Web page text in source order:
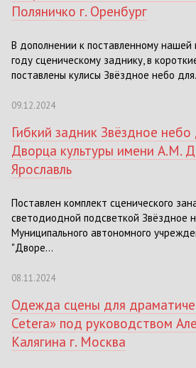
Поляничко г. Оренбург
В дополнении к поставленному нашей
году сценическому заднику, в
поставлены кулисы Звёздное небо
09.12.2024
Гибкий задник Звёздное
Дворца культуры имени А.М.
Ярославль
Поставлен комплект сценического
светодиодной подсветкой Звёздное
Муниципального автономного
"Дворе...
08.11.2024
Одежда сцены для
Cetera» под руководством
Калягина г. Москва